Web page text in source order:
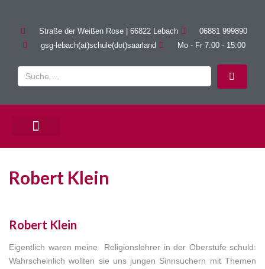
Straße der Weißen Rose | 66822 Lebach
06881 999890
gsg-lebach(at)schule(dot)saarland
Mo - Fr 7:00 - 15:00
Robert Klein
Robert Klein
Eigentlich waren meine Religionslehrer in der Oberstufe schuld:
Wahrscheinlich wollten sie uns jungen Sinnsuchern mit Themen